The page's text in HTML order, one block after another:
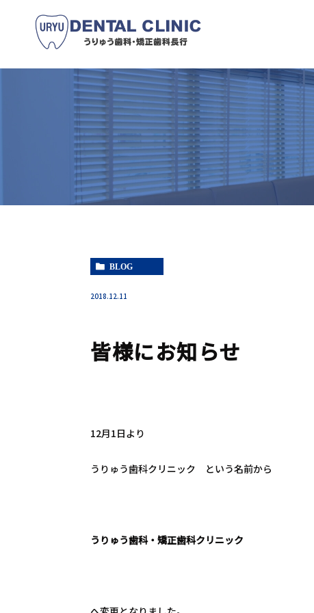
BLOG
2018.12.11
皆様にお知らせ
12月1日より
うりゅう歯科クリニック という名前から
うりゅう歯科・矯正歯科クリニック